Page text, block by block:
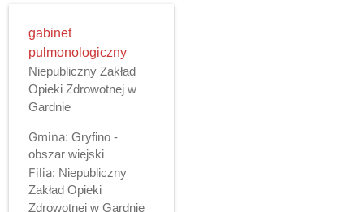
gabinet
pulmonologiczny
Niepubliczny Zakład
Opieki Zdrowotnej w
Gardnie
Gmina: Gryfino -
obszar wiejski
Filia: Niepubliczny
Zakład Opieki
Zdrowotnej w Gardnie